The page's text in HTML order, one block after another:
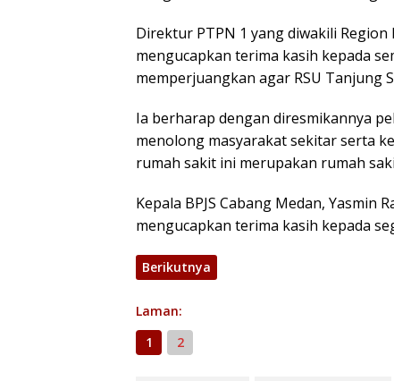
Direktur PTPN 1 yang diwakili
mengucapkan terima kasih kepada
memperjuangkan agar RSU Tanjung
Ia berharap dengan diresmikannya
menolong masyarakat sekitar serta
rumah sakit ini merupakan rumah
Kepala BPJS Cabang Medan, Yasmin
mengucapkan terima kasih kepada
Berikutnya
Laman:
1
2